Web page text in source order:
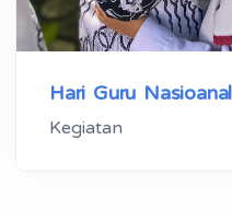
Hari Guru Nasioanal
Kegiatan